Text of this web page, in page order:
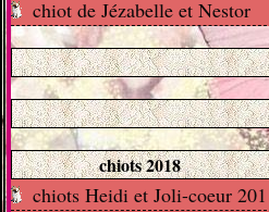
chiot de Jézabelle et Nestor
chiots 2018
chiots Heidi et Joli-coeur 201